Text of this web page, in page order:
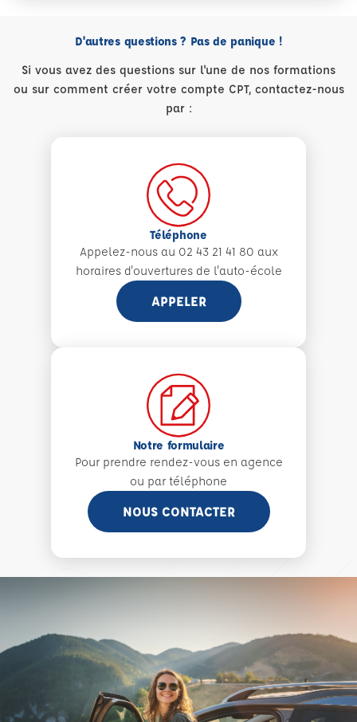
D'autres questions ? Pas de panique !
Si vous avez des questions sur l'une de nos formations
ou sur comment créer votre compte CPT, contactez-nous
par :
Téléphone
Appelez-nous au 02 43 21 41 80 aux
horaires d'ouvertures de l'auto-école
APPELER
Notre formulaire
Pour prendre rendez-vous en agence
ou par téléphone
NOUS CONTACTER